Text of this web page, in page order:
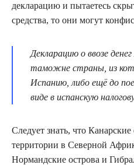
декларацию и пытаетесь
средства, то они могут
Декларацию о ввозе
таможне страны, из
Испанию, либо ещё до
виде в испанскую
Следует знать, что
территории в Северной
Нормандские острова и